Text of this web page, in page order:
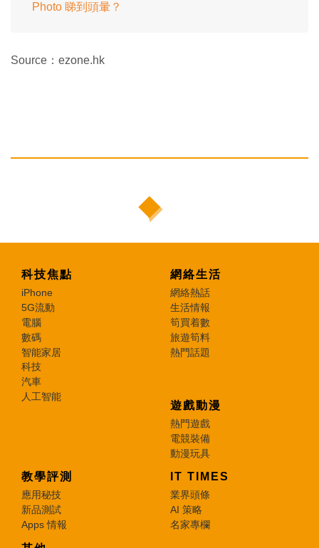
Photo 睇到頭暈？
Source：ezone.hk
科技焦點
iPhone
5G流動
電腦
數碼
智能家居
科技
汽車
人工智能
網絡生活
網絡熱話
生活情報
筍買着數
旅遊筍料
熱門話題
遊戲動漫
熱門遊戲
電競裝備
動漫玩具
教學評測
應用秘技
新品測試
Apps 情報
IT TIMES
業界頭條
AI 策略
名家專欄